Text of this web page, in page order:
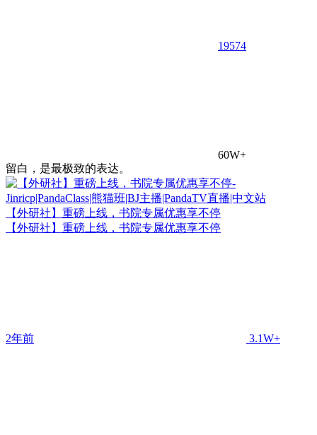
19574
60W+
留白，是最极致的表达。
【外研社】重磅上线，书院专属优惠享不停
【外研社】重磅上线，书院专属优惠享不停
2年前 3.1W+